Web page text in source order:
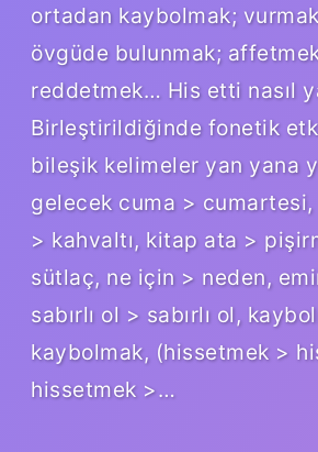
ortadan kaybolmak;
övgüde bulunmak;
reddetmek… His etti nasıl
Birleştirildiğinde fonetik
bileşik kelimeler yan yana
gelecek cuma > cumartesi,
> kahvaltı, kitap ata >
sütlaç, ne için > ​​neden,
sabırlı ol > sabırlı ol,
kaybolmak, (hissetmek >
hissetmek >…